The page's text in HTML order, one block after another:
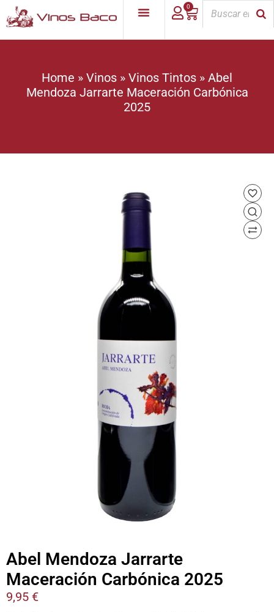
0
Home » Vinos » Vinos Tintos » Abel
Mendoza Jarrarte Maceración Carbónica
2025
Abel Mendoza Jarrarte
Maceración Carbónica 2025
9,95 €